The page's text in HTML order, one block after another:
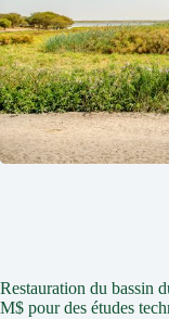
Restauration du bassin
M$ pour des études